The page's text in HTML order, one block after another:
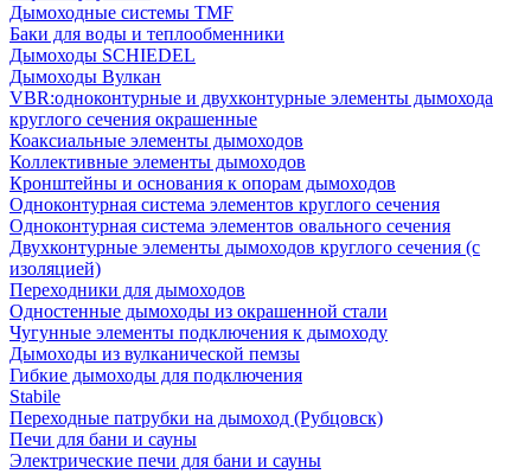
Дымоходные системы TMF
Баки для воды и теплообменники
Дымоходы SCHIEDEL
Дымоходы Вулкан
VBR:одноконтурные и двухконтурные элементы дымохода
круглого сечения окрашенные
Коаксиальные элементы дымоходов
Коллективные элементы дымоходов
Кронштейны и основания к опорам дымоходов
Одноконтурная система элементов круглого сечения
Одноконтурная система элементов овального сечения
Двухконтурные элементы дымоходов круглого сечения (с
изоляцией)
Переходники для дымоходов
Одностенные дымоходы из окрашенной стали
Чугунные элементы подключения к дымоходу
Дымоходы из вулканической пемзы
Гибкие дымоходы для подключения
Stabile
Переходные патрубки на дымоход (Рубцовск)
Печи для бани и сауны
Электрические печи для бани и сауны